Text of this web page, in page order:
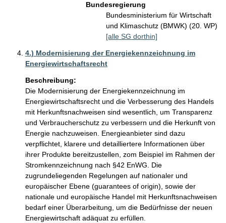
Bundesregierung
Bundesministerium für Wirtschaft
und Klimaschutz (BMWK) (20. WP)
[alle SG dorthin]
4.) Modernisierung der Energiekennzeichnung im
Energiewirtschaftsrecht
Beschreibung:
Die Modernisierung der Energiekennzeichnung im
Energiewirtschaftsrecht und die Verbesserung des Handels
mit Herkunftsnachweisen sind wesentlich, um Transparenz
und Verbraucherschutz zu verbessern und die Herkunft von
Energie nachzuweisen. Energieanbieter sind dazu
verpflichtet, klarere und detailliertere Informationen über
ihrer Produkte bereitzustellen, zom Beispiel im Rahmen der
Stromkennzeichnung nach §42 EnWG. Die
zugrundeliegenden Regelungen auf nationaler und
europäischer Ebene (guarantees of origin), sowie der
nationale und europäische Handel mit Herkunftsnachweisen
bedarf einer Überarbeitung, um die Bedürfnisse der neuen
Energiewirtschaft adäquat zu erfüllen.